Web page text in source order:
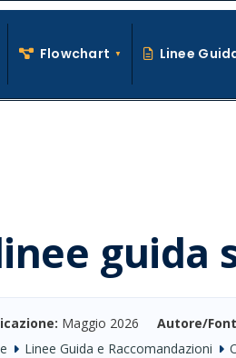
Flowchart Linee
Maggio 2026 Autore/
Linee Guida e Raccomandazioni